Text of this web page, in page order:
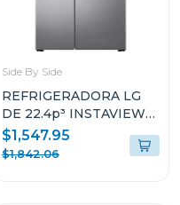
Side By Side
REFRIGERADORA LG
DE 22.4p³ INSTAVIEW
DOOR IN DOOR CRAFT
ICE VS25XHWC
$1,547.95
$1,842.06